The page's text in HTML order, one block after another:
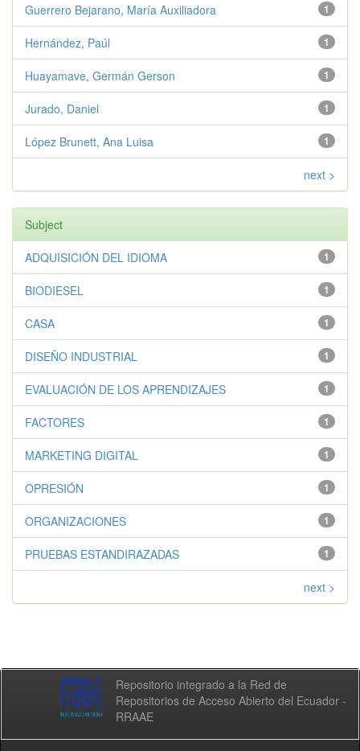
1
Guerrero Bejarano, María Auxiliadora
1
Hernández, Paúl
1
Huayamave, Germán Gerson
1
Jurado, Daniel
1
López Brunett, Ana Luisa
next >
Subject
1
ADQUISICIÓN DEL IDIOMA
1
BIODIESEL
1
CASA
1
DISEÑO INDUSTRIAL
1
EVALUACIÓN DE LOS APRENDIZAJES
1
FACTORES
1
MARKETING DIGITAL
1
OPRESIÓN
1
ORGANIZACIONES
1
PRUEBAS ESTANDIRAZADAS
next >
Repositorio integrado a la Red de
Repositorios de Acceso Abierto del Ecuador -
RRAAE